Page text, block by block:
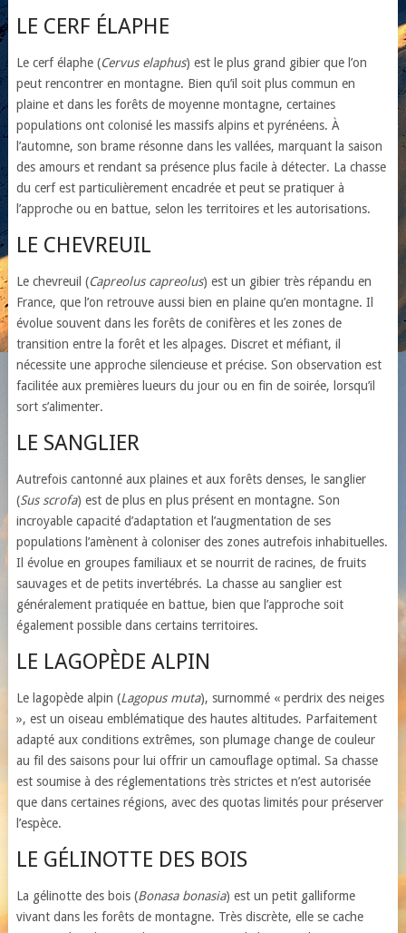
LE CERF ÉLAPHE
Le cerf élaphe (Cervus elaphus) est le plus grand gibier que l’on
peut rencontrer en montagne. Bien qu’il soit plus commun en
plaine et dans les forêts de moyenne montagne, certaines
populations ont colonisé les massifs alpins et pyrénéens. À
l’automne, son brame résonne dans les vallées, marquant la saison
des amours et rendant sa présence plus facile à détecter. La chasse
du cerf est particulièrement encadrée et peut se pratiquer à
l’approche ou en battue, selon les territoires et les autorisations.
LE CHEVREUIL
Le chevreuil (Capreolus capreolus) est un gibier très répandu en
France, que l’on retrouve aussi bien en plaine qu’en montagne. Il
évolue souvent dans les forêts de conifères et les zones de
transition entre la forêt et les alpages. Discret et méfiant, il
nécessite une approche silencieuse et précise. Son observation est
facilitée aux premières lueurs du jour ou en fin de soirée, lorsqu’il
sort s’alimenter.
LE SANGLIER
Autrefois cantonné aux plaines et aux forêts denses, le sanglier
(Sus scrofa) est de plus en plus présent en montagne. Son
incroyable capacité d’adaptation et l’augmentation de ses
populations l’amènent à coloniser des zones autrefois inhabituelles.
Il évolue en groupes familiaux et se nourrit de racines, de fruits
sauvages et de petits invertébrés. La chasse au sanglier est
généralement pratiquée en battue, bien que l’approche soit
également possible dans certains territoires.
LE LAGOPÈDE ALPIN
Le lagopède alpin (Lagopus muta), surnommé « perdrix des neiges
», est un oiseau emblématique des hautes altitudes. Parfaitement
adapté aux conditions extrêmes, son plumage change de couleur
au fil des saisons pour lui offrir un camouflage optimal. Sa chasse
est soumise à des réglementations très strictes et n’est autorisée
que dans certaines régions, avec des quotas limités pour préserver
l’espèce.
LE GÉLINOTTE DES BOIS
La gélinotte des bois (Bonasa bonasia) est un petit galliforme
vivant dans les forêts de montagne. Très discrète, elle se cache